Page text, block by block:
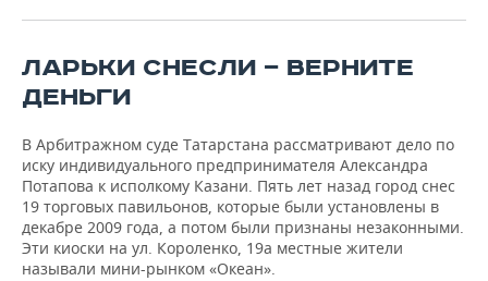
ЛАРЬКИ СНЕСЛИ — ВЕРНИТЕ
ДЕНЬГИ
В Арбитражном суде Татарстана рассматривают дело по
иску индивидуального предпринимателя Александра
Потапова к исполкому Казани. Пять лет назад город снес
19 торговых павильонов, которые были установлены в
декабре 2009 года, а потом были признаны незаконными.
Эти киоски на ул. Короленко, 19а местные жители
называли мини-рынком «Океан».